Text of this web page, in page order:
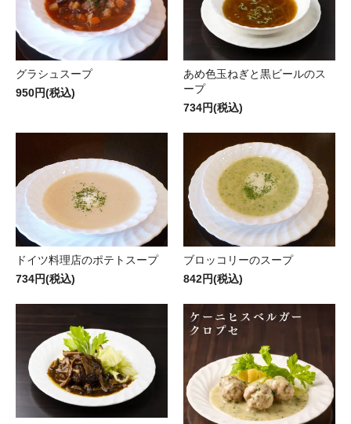
グラシュスープ
950円(税込)
あめ色玉ねぎと黒ビールのス
ープ
734円(税込)
ドイツ料理店のポテトスープ
734円(税込)
ブロッコリーのスープ
842円(税込)